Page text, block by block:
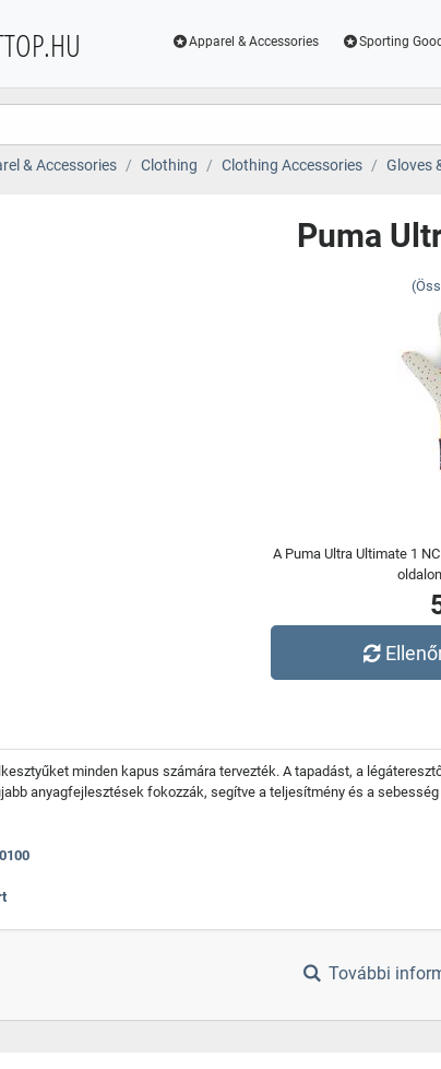
Apparel & Accessories Sporting
& Accessories Clothing Clothing Accessories Gloves
Puma
A Puma Ultra Ultimate 1
minden kapus számára tervezték. A tapadást, a
anyagfejlesztések fokozzák, segítve a teljesítmény és a
További